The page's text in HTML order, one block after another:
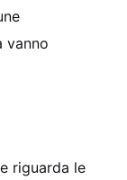
vanno
riguarda le